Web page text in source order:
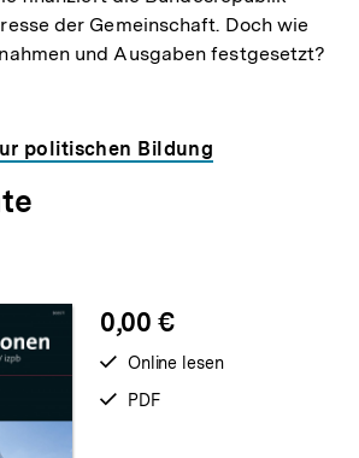
der Gemeinschaft. Doch wie
und Ausgaben festgesetzt?
politischen Bildung
0,00 €
verfügbar
Online lesen
verfügbar
PDF